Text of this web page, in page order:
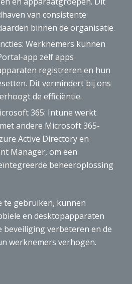
van consistente
binnen de organisatie.
Werknemers kunnen
app zelf apps
registreren en hun
Dit vermindert bij ons
de efficiëntie.
365: Intune werkt
andere Microsoft 365-
Active Directory en
Manager, om een
beheeroplossing
te gebruiken, kunnen
en desktopapparaten
beveiliging verbeteren en de
werknemers verhogen.